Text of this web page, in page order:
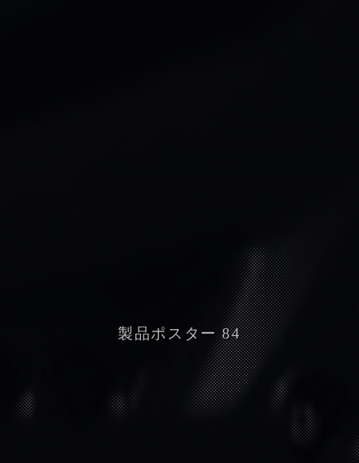
製品ポスター 84